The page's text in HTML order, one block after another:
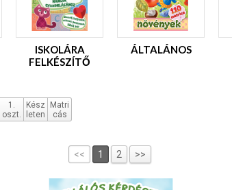
ISKOLÁRA
FELKÉSZÍTŐ
ÁLTALÁNOS
1.
oszt.
Kész
leten
Matri
cás
<< 1 2 >>